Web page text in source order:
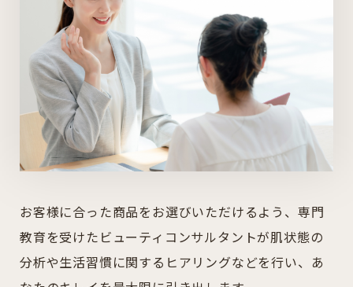
お客様に合った商品をお選びいただけるよう、 専門
教育を受けたビューティコンサルタントが肌状態の
分析や生活習慣に関するヒアリングなどを行い、 あ